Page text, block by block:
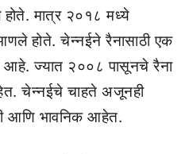
मात्र २०१८ मध्ये
होते. चेन्नईने रैनासाठी एक
आहे. ज्यात २००८ पासूनचे रैना
चेन्नईचे चाहते अजूनही
आणि भावनिक आहेत.